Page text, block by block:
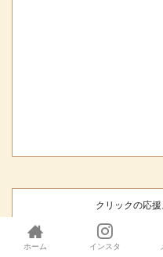
クリックの応
ホーム インスタ